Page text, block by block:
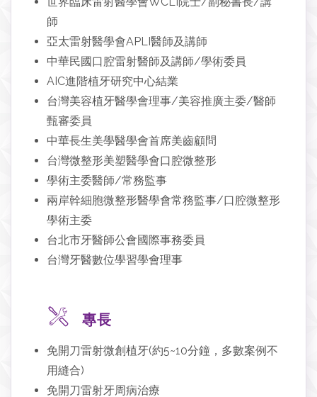
師
亞太雷射醫學會APLI醫師及講師
中華民國口腔雷射醫師及講師/學術委員
AIC進階植牙研究中心結業
台灣美容植牙醫學會理事/美容推廣主委/醫師
甄審委員
中華長生美學醫學會首席美齒顧問
台灣微整形美塑醫學會口腔微整形
學術主委醫師/常務監事
兩岸幹細胞微整形醫學會常務監事/口腔微整形
學術主委
台北市牙醫師公會國際事務委員
台灣牙醫數位學習學會理事
專長
免開刀雷射微創植牙(約5~10分鐘，多數案例不
用縫合)
免開刀雷射牙周病治療